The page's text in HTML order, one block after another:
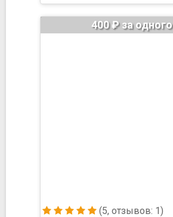
(5, отзывов: 1)
400 ₽ за одного